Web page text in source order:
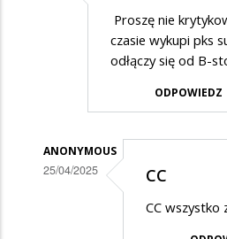
Proszę nie
czasie wykupi pks
odłączy się od B-
ODPOWIEDZ
ANONYMOUS
25/04/2025 CC
CC wszystko